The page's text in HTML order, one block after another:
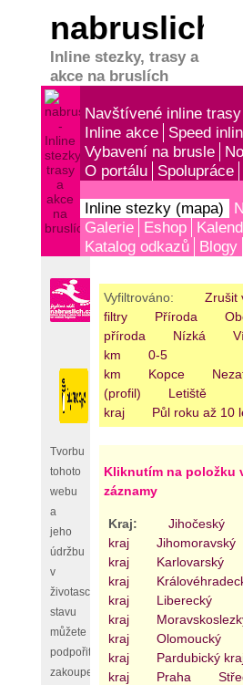
nabruslich.cz
Inline stezky, trasy a
akce na bruslích
Navštívené inline trasy
Inline akce
Speed
Vybavení na brusle
O portálu
Spolupráce
Inline stezky (mapa)
Galerie
Eshop
Katalog odkazů
Blogy
Tvorbu
tohoto
webu
a
jeho
údržbu
v
životaschopném
stavu
můžete
podpořit
zakoupením
Vyfiltrováno:
Zrušit
filtry
Příroda
příroda
Nízká
km
0-5
km
Kopce
(profil)
Letiště
kraj
Půl roku až 10
Kliknutím na položku
záznamy
Kraj:
Jihočeský
kraj
Jihomoravský
kraj
Karlovarský
kraj
kraj
Liberecký
kraj
kraj
Olomoucký
kraj
Pardubický
kraj
Praha